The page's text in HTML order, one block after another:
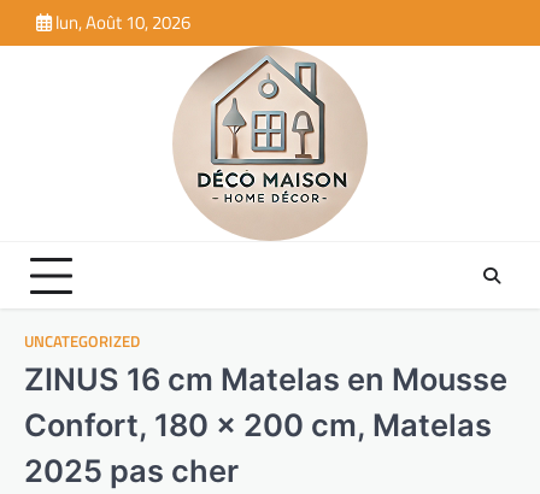
to
lun, Août 10, 2026
UNCATEGORIZED
ZINUS 16 cm Matelas en Mousse
Confort, 180 x 200 cm, Matelas
2025 pas cher